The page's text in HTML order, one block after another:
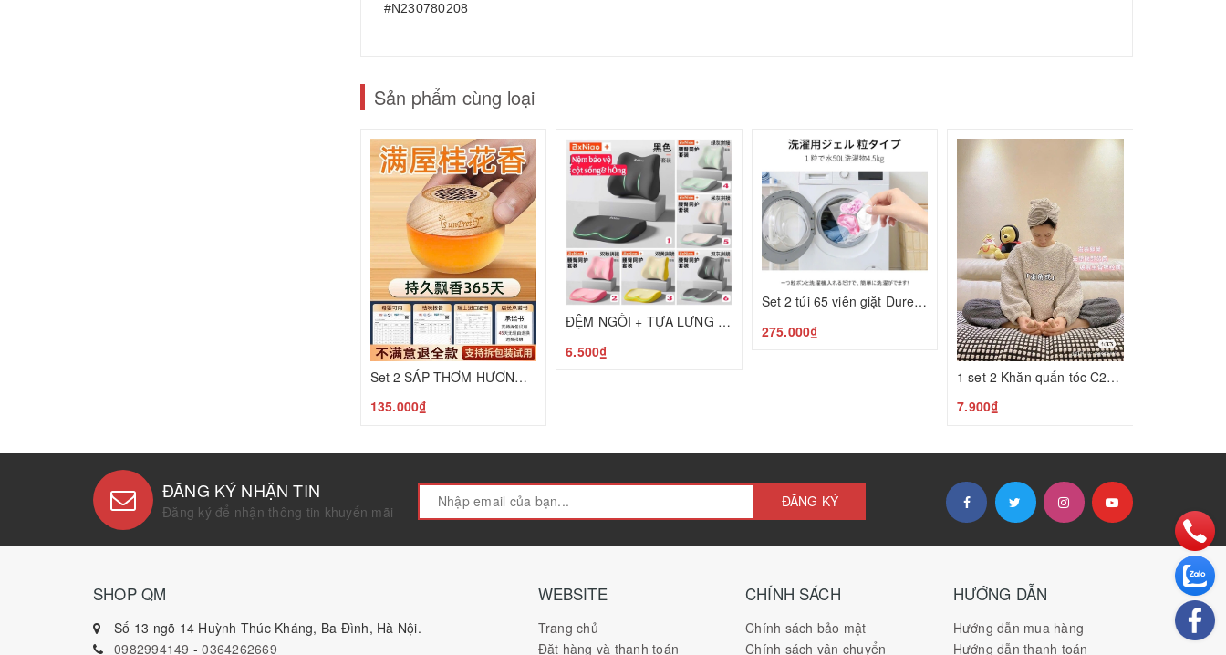
#N230780208
Sản phẩm cùng loại
Set 2 SÁP THƠM HƯƠNG HOA MỘC T25050601
135.000₫
ĐỆM NGỒI + TỰA LƯNG CAO CẤP BẢO VỆ CỘT SỐNG C25050205
6.500₫
Set 2 túi 65 viên giặt Duree Balle C24120104
275.000₫
1 set 2 Khăn quấn tóc C25022105
7.900₫
ĐĂNG KÝ NHẬN TIN
Đăng ký để nhận thông tin khuyến mãi
ĐĂNG KÝ
SHOP QM
Số 13 ngõ 14 Huỳnh Thúc Kháng, Ba Đình, Hà Nội.
0982994149 -0364262669
WEBSITE
Trang chủ
Đặt hàng và thanh toán
CHÍNH SÁCH
Chính sách bảo mật
Chính sách vận chuyển
HƯỚNG DẪN
Hướng dẫn mua hàng
Hướng dẫn thanh toán